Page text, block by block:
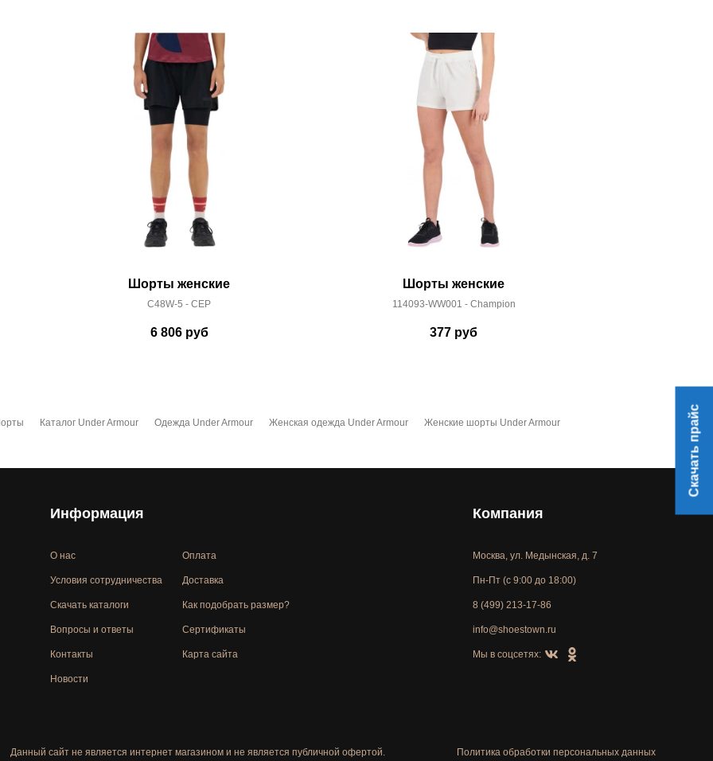
доставки
Шорты женские
C48W-5 - CEP
6 806руб
Шорты женские
114093-WW001 - Champion
377 руб
Каталог Under Armour Одежда Under Armour Женская одежда Under Armour Женские шорты Under Armour
Информация
О нас
Условия сотрудничества
Скачать каталоги
Вопросы и ответы
Контакты
Новости
Оплата
Доставка
Как подобрать размер?
Сертификаты
Карта сайта
Компания
Москва, ул. Медынская, д. 7
Пн-Пт (с 9:00 до 18:00)
8 (499) 213-17-86
info@shoestown.ru
Мы в соцсетях:
Данный сайт не является интернет магазином и не является публичной офертой. Политика обработки персональных данных
Скачать прайс